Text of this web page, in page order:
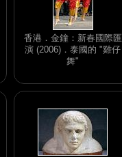
香港．金鐘：新春國際匯
演 (2006)．泰國的 "雞仔
舞"